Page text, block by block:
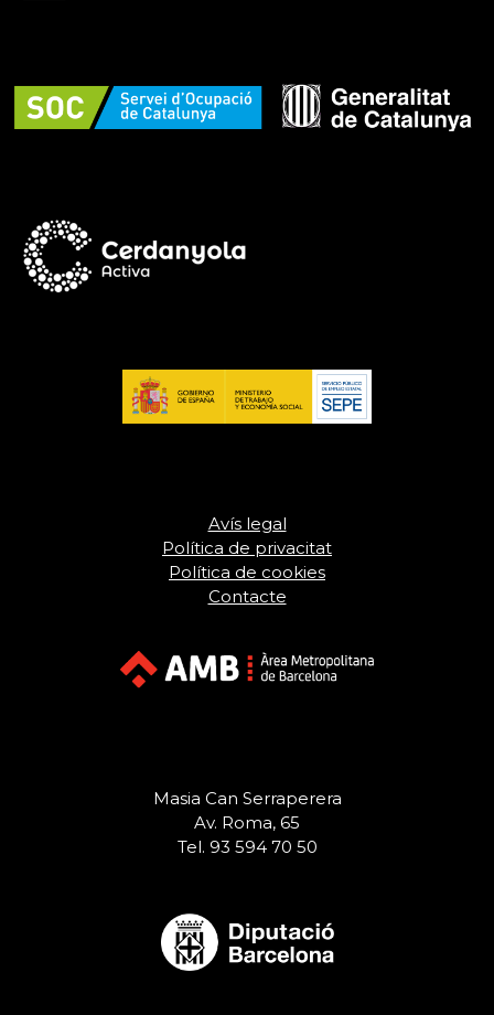
Avís legal
Política de privacitat
Política de cookies
Contacte
Masia Can Serraperera
Av. Roma, 65
Tel. 93 594 70 50